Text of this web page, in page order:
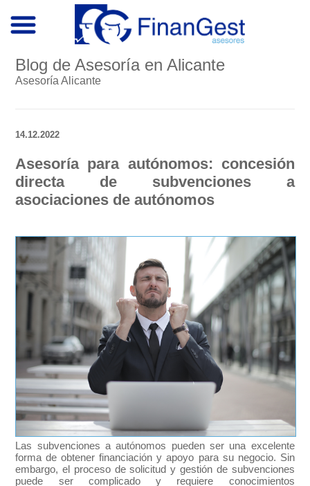
Blog de Asesoría en Alicante
Asesoría Alicante
14.12.2022
Asesoría para autónomos: concesión
directa de subvenciones a
asociaciones de autónomos
Las subvenciones a autónomos pueden ser una excelente
forma de obtener financiación y apoyo para su negocio. Sin
embargo, el proceso de solicitud y gestión de subvenciones
puede ser complicado y requiere conocimientos